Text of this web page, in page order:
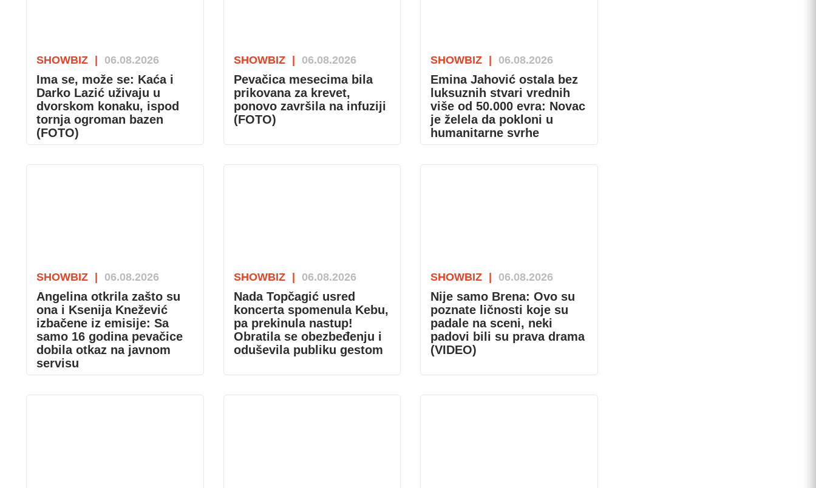
SHOWBIZ 06.08.2026
Ima se, može se: Kaća i
Darko Lazić uživaju u
dvorskom konaku, ispod
tornja ogroman bazen
(FOTO)
SHOWBIZ 06.08.2026
Pevačica mesecima bila
prikovana za krevet,
ponovo završila na infuziji
(FOTO)
SHOWBIZ 06.08.2026
Emina Jahović ostala bez
luksuznih stvari vrednih
više od 50.000 evra: Novac
je želela da pokloni u
humanitarne svrhe
SHOWBIZ 06.08.2026
Angelina otkrila zašto su
ona i Ksenija Knežević
izbačene iz emisije: Sa
samo 16 godina pevačice
dobila otkaz na javnom
servisu
SHOWBIZ 06.08.2026
Nada Topčagić usred
koncerta spomenula Kebu,
pa prekinula nastup!
Obratila se obezbeđenju i
oduševila publiku gestom
SHOWBIZ 06.08.2026
Nije samo Brena: Ovo su
poznate ličnosti koje su
padale na sceni, neki
padovi bili su prava drama
(VIDEO)